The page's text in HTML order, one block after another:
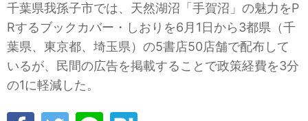
千葉県我孫子市では、天然湖沼「手賀沼」の魅力をP
Rするブックカバー・しおりを6月1日から3都県（千
葉県、東京都、埼玉県）の5書店50店舗で配布して
いるが、民間の広告を掲載することで政策経費を3分
の1に軽減した。